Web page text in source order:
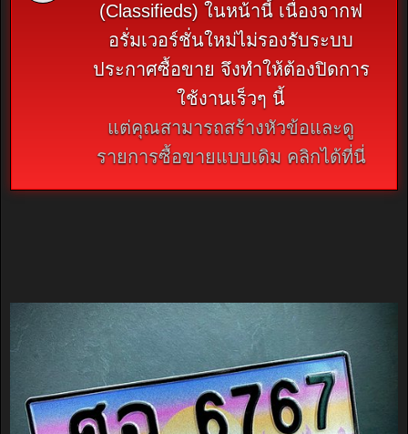
(Classifieds) ในหน้านี้ เนื่องจากฟ
อรั่มเวอร์ชั่นใหม่ไม่รองรับระบบ
ประกาศซื้อขาย จึงทำให้ต้องปิดการ
ใช้งานเร็วๆ นี้
แต่คุณสามารถสร้างหัวข้อและดู
รายการซื้อขายแบบเดิม คลิกได้ที่นี่